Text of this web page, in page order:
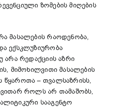
ზომების მიღების
მასალების რაოდენობა,
ექსკლუზიურობა
არა რედაქციის აზრი
მიმოხილვითი მასალების
– თვალსაზრისს,
როლს არ თამაშობს,
სააგენტო